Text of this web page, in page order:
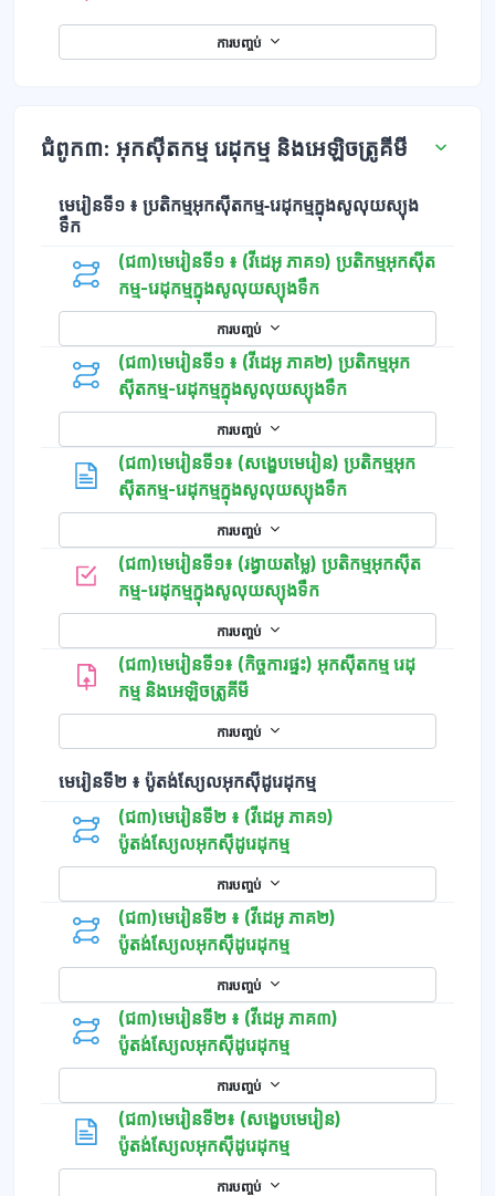
ការបញ្ចប់
ជំពូក៣: អុកស៊ីតកម្ម រេដុកម្ម និងអេឡិចត្រូគីមី
មេរៀនទី១ ៖ ប្រតិកម្មអុកស៊ីតកម្ម-រេដុកម្មក្នុងសូលុយស្យុង
ទឹក
(ជ៣)មេរៀនទី១ ៖ (វីដេអូ ភាគ១) ប្រតិកម្មអុកស៊ីត
កម្ម-រេដុកម្មក្នុងសូលុយស្យុងទឹក
ការបញ្ចប់
(ជ៣)មេរៀនទី១ ៖ (វីដេអូ ភាគ២) ប្រតិកម្មអុក
ស៊ីតកម្ម-រេដុកម្មក្នុងសូលុយស្យុងទឹក
ការបញ្ចប់
(ជ៣)មេរៀនទី១៖ (សង្ខេបមេរៀន) ប្រតិកម្មអុក
ស៊ីតកម្ម-រេដុកម្មក្នុងសូលុយស្យុងទឹកទំព័រ
ការបញ្ចប់
(ជ៣)មេរៀនទី១៖ (រង្វាយតម្លៃ) ប្រតិកម្មអុកស៊ីត
កម្ម-រេដុកម្មក្នុងសូលុយស្យុងទឹកកម្រងសំណួរ
ការបញ្ចប់
(ជ៣)មេរៀនទី១៖ (កិច្ចការផ្ទះ) អុកស៊ីតកម្ម រេដុ
កម្ម និងអេឡិចត្រូគីមី
ការបញ្ចប់
មេរៀនទី២ ៖ ប៉ូតង់ស្យែលអុកស៊ីដូរេដុកម្ម
(ជ៣)មេរៀនទី២ ៖ (វីដេអូ ភាគ១)
ប៉ូតង់ស្យែលអុកស៊ីដូរេដុកម្ម
ការបញ្ចប់
(ជ៣)មេរៀនទី២ ៖ (វីដេអូ ភាគ២)
ប៉ូតង់ស្យែលអុកស៊ីដូរេដុកម្ម
ការបញ្ចប់
(ជ៣)មេរៀនទី២ ៖ (វីដេអូ ភាគ៣)
ប៉ូតង់ស្យែលអុកស៊ីដូរេដុកម្ម
ការបញ្ចប់
(ជ៣)មេរៀនទី២៖ (សង្ខេបមេរៀន)
ប៉ូតង់ស្យែលអុកស៊ីដូរេដុកម្មទំព័រ
ការបញ្ចប់